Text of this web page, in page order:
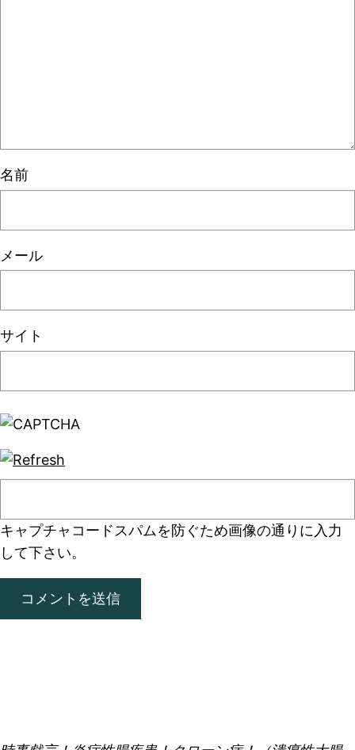
名前
メール
サイト
キャプチャコード スパムを防ぐため画像の通りに入力
して下さい。